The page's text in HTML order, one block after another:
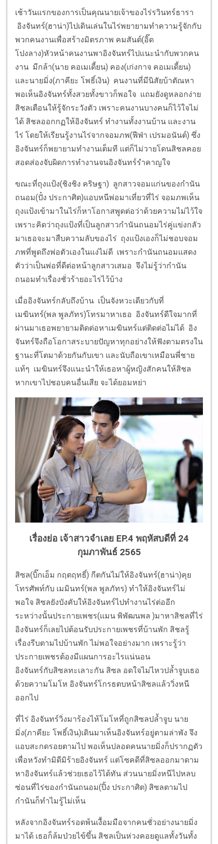
เช้าวันแรกของการเป็นคุณนายเจ้าของไร่รวินทร์ธารา
อิงจันทร์(ฮาน่า)ไปเดินเล่นในไร่พยายามทำความรู้จักกับ
พวกคนงานเพื่อสร้างมิตรภาพ คมสันต์(อิ๊ด
โปงลาง)หัวหน้าคนงานพาอิงจันทร์ไปแนะนำกับพวกคน
งาน มีกล้า(นาย คอเมเดี้ยน) คอง(เก่งกาจ คอเมเดี้ยน)
และนายมิ่ง(ภาคียะ โพธิ์เงิน) คนงานที่มีนิสัยบ้าตัณหา
พอเห็นอิงจันทร์ทั้งสวยทั้งขาวก็พอใจ แถมยังดูหลอกง่าย
สิชลเตือนให้รู้จักระวังตัว เพราะคนงานบางคนก็ไว้ใจไม่
ได้ สิชลออกกฏให้อิงจันทร์ ทำงานทั้งงานบ้าน และงาน
ไร่ โดยให้เรียนรู้งานไร่จากจอมภพ(ฟีฟ่า เปรมอนันต์) ซึ่ง
อิงจันทร์ก็พยายามทำงานเต็มที แต่ก็ไม่วายโดนสิชลคอย
สอดส่องจับผิดการทำงานจนอิงจันทร์รำคาญใจ
ขณะที่ถุงแป้ง(ชิงชิง คริษฐา) ลูกสาวจอมแก่นของกำนัน
ถนอม(ปั๋ง ประกาศิต)แอบหนีพ่อมาเที่ยวที่ไร่ จอมภพเห็น
ถุงแป้งเข้ามาในไร่ก็หาโอกาสพูดต่อว่าด้วยความไม่ไว้ใจ
เพราะคิดว่าถุงแป้งที่เป็นลูกสาวกำนันถนอมไร่คู่แข่งกลัว
มาเธอจะมาสืบความลับของไร่ ถุงแป้งเองก็ไม่ชอบจอม
ภพที่พูดถึงพ่อตัวเองในแง่ไม่ดี เพราะกำนันถนอมแสดง
ตัวว่าเป็นพ่อที่ดีต่อหน้าลูกสาวเสมอ จึงไม่รู้ว่ากำนัน
ถนอมทำเรื่องชั่วร้ายอะไรไว้บ้าง
เมื่ออิงจันทร์กลับถึงบ้าน เป็นจังหวะเดียวกับที่
เมฆินทร์(พล พูลภัทร)โทรมาหาเธอ อิงจันทร์ดีใจมากที่
ผ่านมาเธอพยายามติดต่อหาเมฆินทร์แต่ติดต่อไม่ได้ อิง
จันทร์จึงถือโอกาสระบายปัญหาทุกอย่างให้ฟังตามตรงใน
ฐานะที่โตมาด้วยกันกับเขา และนับถือเขาเหมือนพี่ชาย
แท้ๆ เมฆินทร์จึงแนะนำให้เธอหาผู้หญิงสักคนให้สิชล
หากเขาไปชอบคนอื่นเสีย จะได้ยอมหย่า
เรื่องย่อ เจ้าสาวจำเลย EP.4 พฤหัสบดีที่ 24
กุมภาพันธ์ 2565
สิซล(บิ๊กเอ็ม กฤตฤทธิ์) กีตกันไม่ให้อิงจันทร์(ฮาน่า)คุย
โทรศัพท์กับ เมมินทร์(พล พูลภัทร) ทำให้อิงจันทร์ไม่
พอใจ สิซลยังบังคับให้อิงจันทร์ไปทำงานไร่ต่ออีก
ระหว่างนั้นประกายเพชร(แมน พิพัฒนพล )มาหาสิชลที่ไร่
อิงจันทร์ก็เลยไปต้อนรับประกายเพชรที่บ้านพัก สิชลรู้
เรื่องรีบตามไปบ้านพัก ไม่พอใจอย่างมาก เพราะรู้ว่า
ประกายเพชรต้องมีแผนการอะไรแน่นอน
อิงจันทร์กับสิซลทะเลาะกัน สิซล อดใจไม่ไหวปล้ำจูบเธอ
ด้วยความโมโห อิงจันทร์โกรธตบหน้าสิซลแล้ววิ่งหนี
ออกไป
ที่ไร่ อิงจันทร์วิ่งมาร้องไห้โมโหที่ถูกสิซลปล้ำจูบ นาย
มิ่ง(ภาคียะ โพธิ์เงิน)เดินมาเห็นอิงจันทร์อยู่ตามล่าพัง จึง
แอบสะกดรอยตามไป พอเห็นปลอดคนนายมิ่งก็ปรากฏตัว
เพื่อหวังทำมิดีมิร้ายอิงจันทร์ แต่โซคดีที่สิซลออกมาดาม
หาอิงจันทร์แล้วช่วยเธอไว้ได้ทัน ส่วนนายมิ่งหนีไปหลบ
ซ่อนที่ไร่ของกำนันถนอม(ปิ้ง ประกาศิต) สิซลตามไป
กำนันก็ทำไมรู้ไม่เห็น
หลังจากอิงจันทร์รอดพ้นเงื้อมมือจากคนชั่วอย่างนายมิ่ง
มาได้ เธอก็ล้มป่วยไข้ขึ้น สิชลเป็นห่วงคอยดูแลทั้งวันทั้ง